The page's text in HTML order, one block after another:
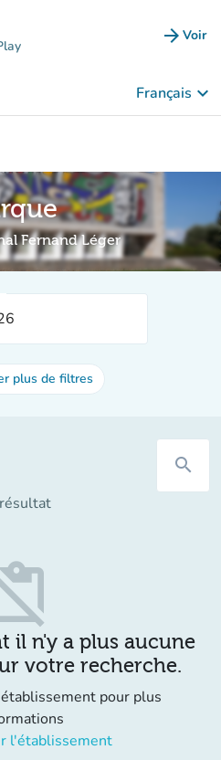
arrow_forward Voir
Français keyboard_arrow_down
Fernand Léger
plus de filtres
search
résultat
il n'y a plus aucune
votre recherche.
pour plus
l'établissement